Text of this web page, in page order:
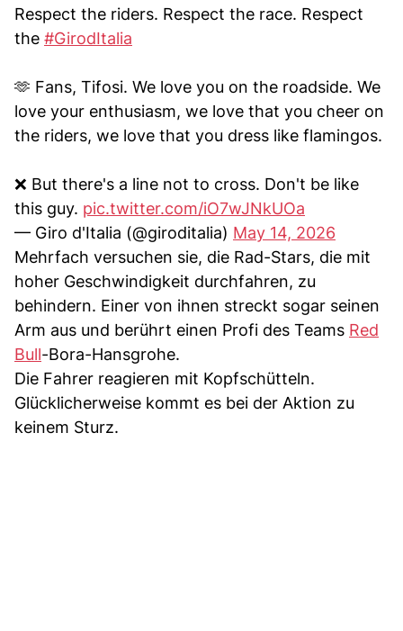
Respect the riders. Respect the race. Respect
the #GirodItalia
🫶 Fans, Tifosi. We love you on the roadside. We
love your enthusiasm, we love that you cheer on
the riders, we love that you dress like flamingos.
❌ But there's a line not to cross. Don't be like
this guy. pic.twitter.com/iO7wJNkUOa
— Giro d'Italia (@giroditalia) May 14, 2026
Mehrfach versuchen sie, die Rad-Stars, die mit
hoher Geschwindigkeit durchfahren, zu
behindern. Einer von ihnen streckt sogar seinen
Arm aus und berührt einen Profi des Teams Red
Bull-Bora-Hansgrohe.
Die Fahrer reagieren mit Kopfschütteln.
Glücklicherweise kommt es bei der Aktion zu
keinem Sturz.